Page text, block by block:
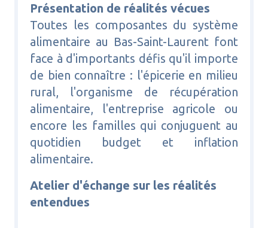
Présentation de réalités vécues
Toutes les composantes du système
alimentaire au Bas-Saint-Laurent font
face à d'importants défis qu'il importe
de bien connaître : l'épicerie en milieu
rural, l'organisme de récupération
alimentaire, l'entreprise agricole ou
encore les familles qui conjuguent au
quotidien budget et inflation
alimentaire.
Atelier d'échange sur les réalités
entendues